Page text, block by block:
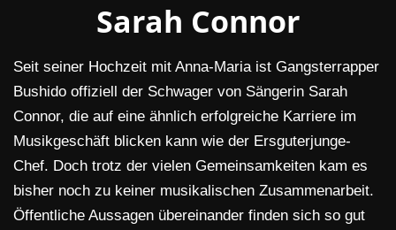
Sarah Connor
Seit seiner Hochzeit mit Anna-Maria ist Gangsterrapper
Bushido offiziell der Schwager von Sängerin Sarah
Connor, die auf eine ähnlich erfolgreiche Karriere im
Musikgeschäft blicken kann wie der Ersguterjunge-
Chef. Doch trotz der vielen Gemeinsamkeiten kam es
bisher noch zu keiner musikalischen Zusammenarbeit.
Öffentliche Aussagen übereinander finden sich so gut